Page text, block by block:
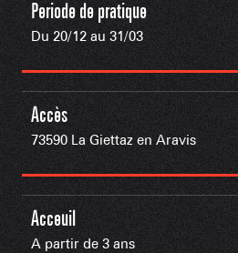
Periode de pratique
Du 20/12 au 31/03
Accès
73590 La Giettaz en Aravis
Acceuil
A partir de 3 ans